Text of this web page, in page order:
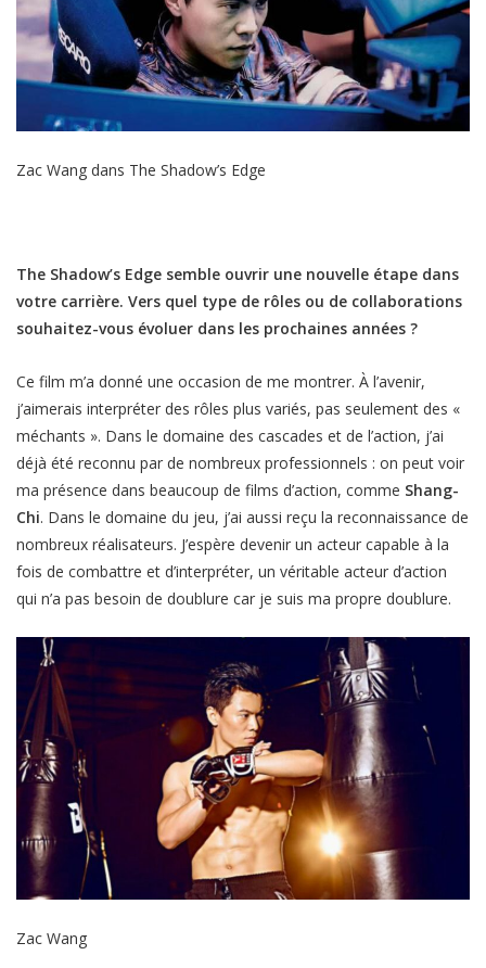
Zac Wang dans The Shadow’s Edge
The Shadow’s Edge semble ouvrir une nouvelle étape dans
votre carrière. Vers quel type de rôles ou de collaborations
souhaitez-vous évoluer dans les prochaines années ?
Ce film m’a donné une occasion de me montrer. À l’avenir,
j’aimerais interpréter des rôles plus variés, pas seulement des «
méchants ». Dans le domaine des cascades et de l’action, j’ai
déjà été reconnu par de nombreux professionnels : on peut voir
ma présence dans beaucoup de films d’action, comme Shang-
Chi. Dans le domaine du jeu, j’ai aussi reçu la reconnaissance de
nombreux réalisateurs. J’espère devenir un acteur capable à la
fois de combattre et d’interpréter, un véritable acteur d’action
qui n’a pas besoin de doublure car je suis ma propre doublure.
Zac Wang